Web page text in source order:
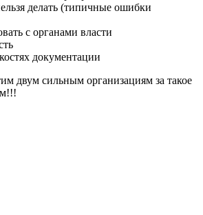
делать (типичные ошибки
с органами власти
документации
двум сильным организациям за такое